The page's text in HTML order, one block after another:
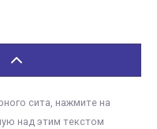
сита, нажмите на
над этим текстом